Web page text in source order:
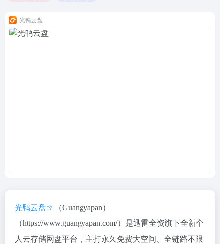
光鸭云盘
光鸭云盘
（Guangyapan）
（https://www.guangyapan.com/）是迅雷全资旗下全新个
人云存储网盘平台，主打永久免费大空间、全链路不限